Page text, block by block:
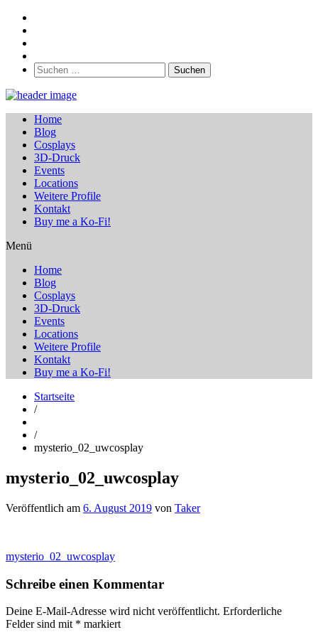
Suchen
nach:
Home
Blog
Cosplays
3D-Druck
Events
Locations
Weitere Profile
Kontakt
Buy me a Ko-Fi!
Menü
Home
Blog
Cosplays
3D-Druck
Events
Locations
Weitere Profile
Kontakt
Buy me a Ko-Fi!
Startseite
/
/
mysterio_02_uwcosplay
mysterio_02_uwcosplay
Veröffentlich am 6. August 2019 von Taker
Beitragsnavigation
mysterio_02_uwcosplay
Schreibe einen Kommentar
Deine E-Mail-Adresse wird nicht veröffentlicht. Erforderliche
Felder sind mit * markiert